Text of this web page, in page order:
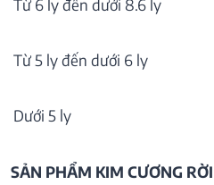
Từ 6 ly đến dưới 8.6 ly
Từ 5 ly đến dưới 6 ly
Dưới 5 ly
SẢN PHẨM KIM CƯƠNG